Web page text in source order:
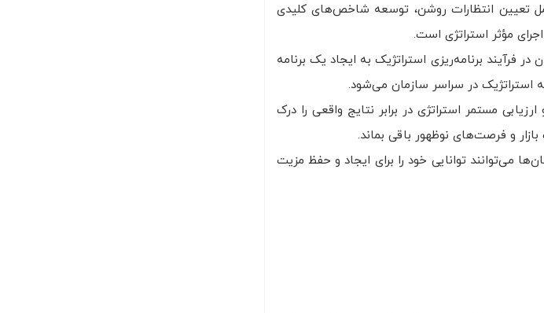
تعیین انتظارات روشن، توسعه شاخص‌های کلیدی
فرآیند برنامه‌ریزی استراتژیک به ایجاد یک برنامه
استراتژیک در سراسر سازمان می‌شود.
مستمر استراتژی در برابر نتایج واقعی را درک
و فرصت‌های نوظهور باقی بماند.
می‌توانند توانایی خود را برای ایجاد و حفظ مزیت